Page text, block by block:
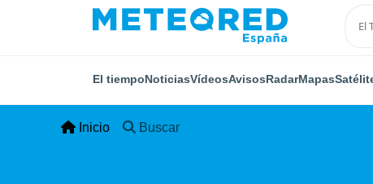
El tiempoNoticiasVídeosAvisosRadarMapas
Inicio Buscar